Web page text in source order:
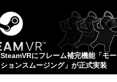
SteamVRにフレーム補完機能「モー
ションスムージング」が正式実装